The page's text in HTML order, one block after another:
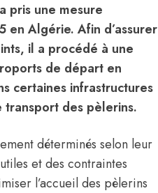
pris une mesure
en Algérie. Afin d’assurer
il a procédé à une
de départ en
certaines infrastructures
des pèlerins.
déterminés selon leur
et des contraintes
l’accueil des pèlerins